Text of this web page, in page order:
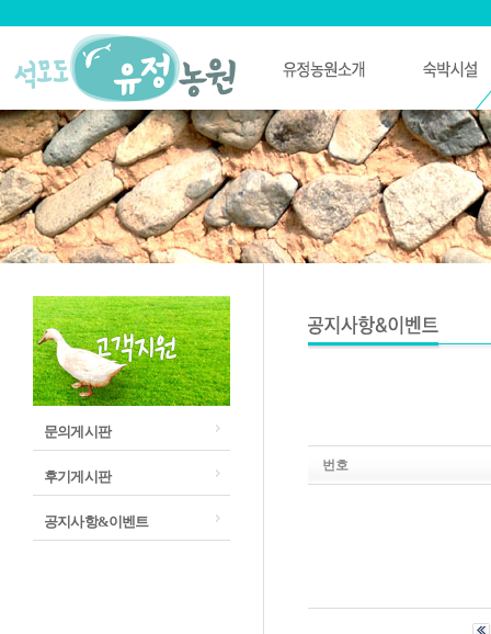
문의게시판
후기게시판
공지사항&이벤트
번호